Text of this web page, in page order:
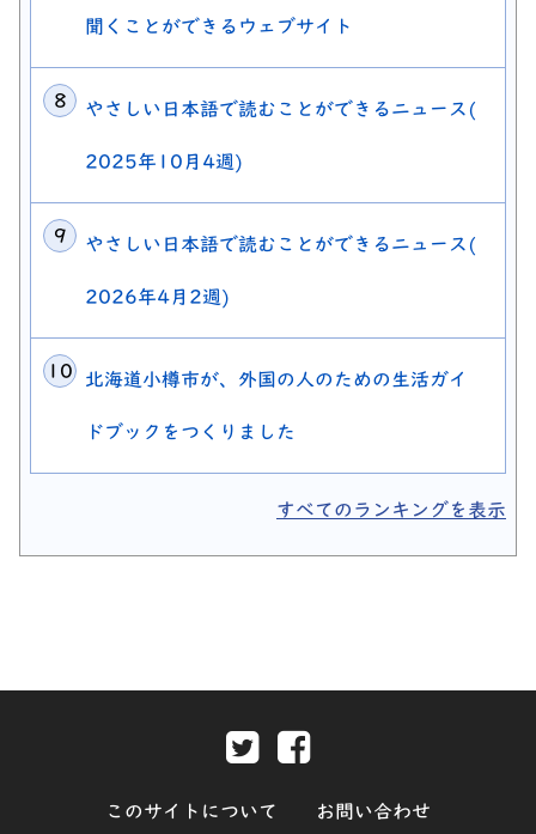
聞くことができるウェブサイト
やさしい日本語で読むことができるニュース(
2025年10月4週)
やさしい日本語で読むことができるニュース(
2026年4月2週)
北海道小樽市が、外国の人のための生活ガイ
ドブックをつくりました
すべてのランキングを表示
Twitter-別ウィンドウで開きま
このサイトについて お問い合わせ